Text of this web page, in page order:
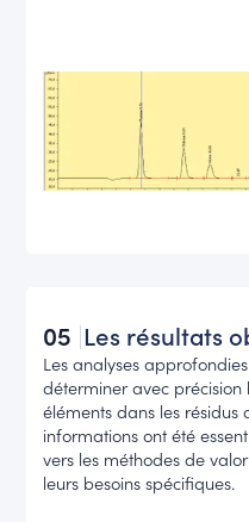
05 Les résultats
Les analyses
déterminer avec précision
éléments dans les résidus
informations ont été
vers les méthodes de
leurs besoins spécifiques.